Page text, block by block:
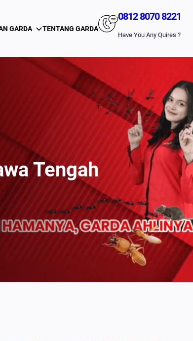
GARDA TENTANG GARDA
0812 8070 8221
Have You Any Quires ?
Tengah